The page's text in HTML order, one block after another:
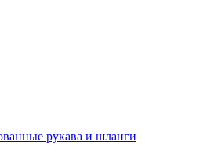
рукава и шланги